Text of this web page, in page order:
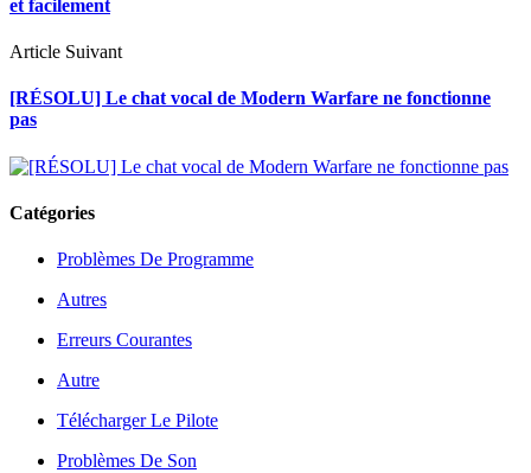
et facilement
Article Suivant
[RÉSOLU] Le chat vocal de Modern Warfare ne fonctionne
pas
Catégories
Problèmes De Programme
Autres
Erreurs Courantes
Autre
Télécharger Le Pilote
Problèmes De Son